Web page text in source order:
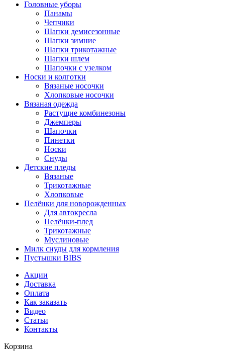
Головные уборы
Панамы
Чепчики
Шапки демисезонные
Шапки зимние
Шапки трикотажные
Шапки шлем
Шапочки с узелком
Носки и колготки
Вязаные носочки
Хлопковые носочки
Вязаная одежда
Растущие комбинезоны
Джемперы
Шапочки
Пинетки
Носки
Снуды
Детские пледы
Вязаные
Трикотажные
Хлопковые
Пелёнки для новорожденных
Для автокресла
Пелёнки-плед
Трикотажные
Муслиновые
Милк снуды для кормления
Пустышки BIBS
Акции
Доставка
Оплата
Как заказать
Видео
Статьи
Контакты
Корзина